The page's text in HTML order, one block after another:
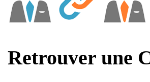
Retrouver une